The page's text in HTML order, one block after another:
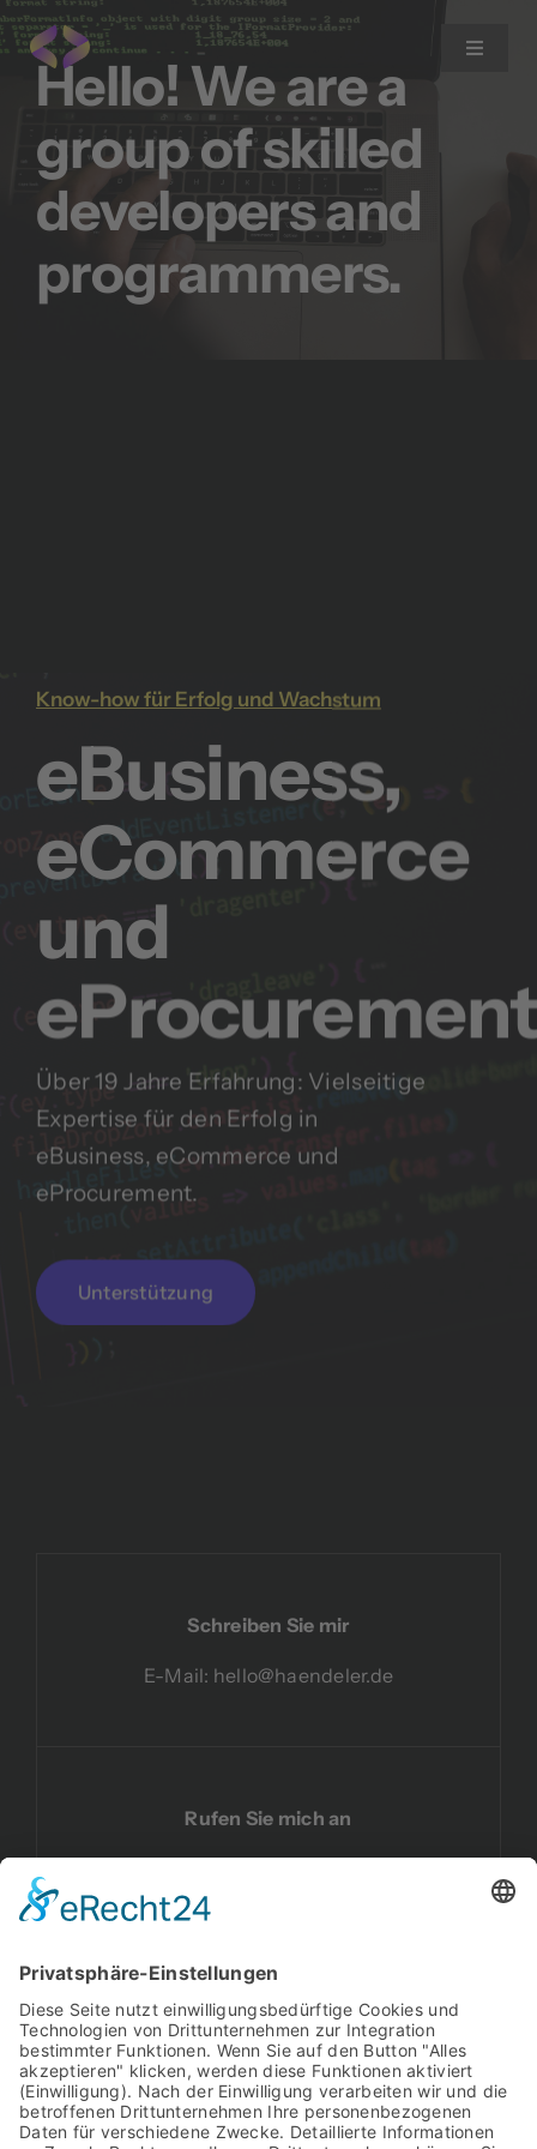
Zum
Inhalt
springen
Toggle
Home
Expertise
Blog
Hello! We are a
group of skilled
developers and
programmers.
Know-how für Erfolg und Wachstum
eBusiness,
eCommerce
und
Über 19 Jahre Erfahrung: Vielseitige
Expertise für den Erfolg in
eBusiness, eCommerce und
eProcurement.
Unterstützung
Schreiben Sie mir
E-Mail: hello@haendeler.de
Rufen Sie mich an
Besuchen Sie mich auf LinkedIn